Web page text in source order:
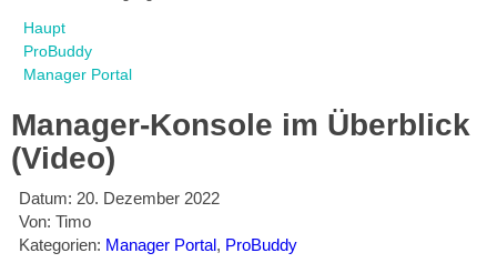
Haupt
ProBuddy
Manager Portal
Manager-Konsole im Überblick
(Video)
Datum: 20. Dezember 2022
Von: Timo
Kategorien: Manager Portal, ProBuddy